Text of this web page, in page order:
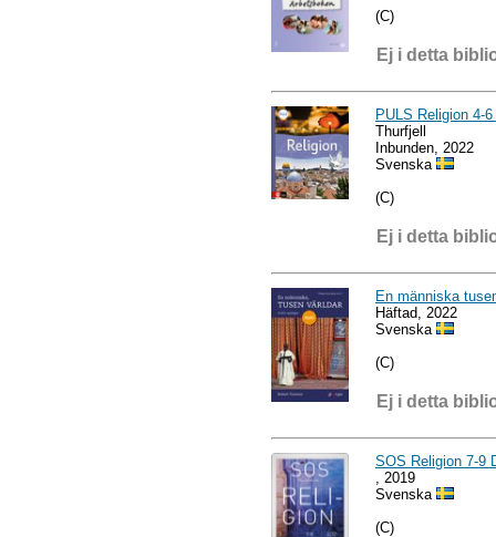
(C)
Ej i detta
PULS Religion 4-
Thurfjell
Inbunden, 2022
Svenska
(C)
Ej i detta
En människa
Häftad, 2022
Svenska
(C)
Ej i detta
SOS Religion 7-9
, 2019
Svenska
(C)